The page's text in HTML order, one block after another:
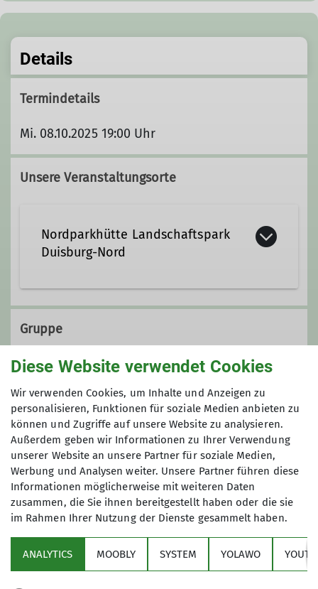
Details
Termindetails
Mi. 08.10.2025 19:00 Uhr
Unsere Veranstaltungsorte
Nordparkhütte Landschaftspark
Duisburg-Nord
Emscherstraße 71
Gruppe
KulTourgruppe
Die KulTourwandergruppe verbindet
das Wandern mit einem kulturellen
Ereignis, wobei sich die Schwerpunkte
auch schon mal verlagern dürfen.
Unsere Ziele liegen oft im Ruhrgebiet,
Radius von etwa 50 km um Duisburg.
Außer am Wochenende starten wir
Sektion
Diese Website verwendet Cookies
Wir verwenden Cookies, um Inhalte und Anzeigen zu
personalisieren, Funktionen für soziale Medien anbieten zu
können und Zugriffe auf unsere Website zu analysieren.
Außerdem geben wir Informationen zu Ihrer Verwendung
unserer Website an unsere Partner für soziale Medien,
Werbung und Analysen weiter. Unsere Partner führen diese
Informationen möglicherweise mit weiteren Daten
zusammen, die Sie ihnen bereitgestellt haben oder die sie
im Rahmen Ihrer Nutzung der Dienste gesammelt haben.
ANALYTICS MOOBLY SYSTEM YOLAWO